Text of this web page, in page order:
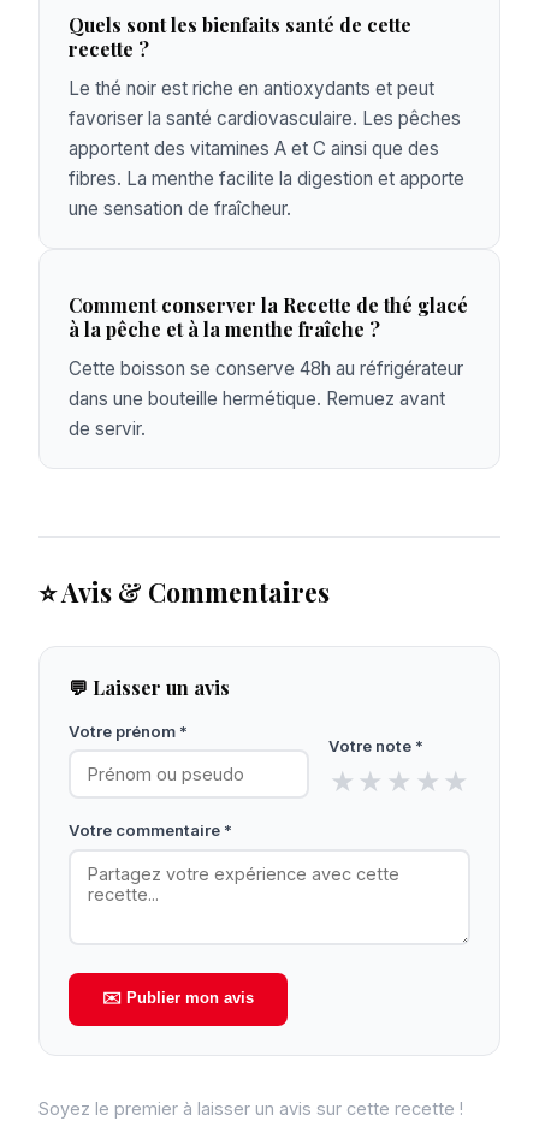
Quels sont les bienfaits santé de cette
recette ?
Le thé noir est riche en antioxydants et peut
favoriser la santé cardiovasculaire. Les pêches
apportent des vitamines A et C ainsi que des
fibres. La menthe facilite la digestion et apporte
une sensation de fraîcheur.
Comment conserver la Recette de thé glacé
à la pêche et à la menthe fraîche ?
Cette boisson se conserve 48h au réfrigérateur
dans une bouteille hermétique. Remuez avant
de servir.
⭐ Avis & Commentaires
💬 Laisser un avis
Votre prénom *
Votre note *
★ ★ ★ ★ ★
Votre commentaire *
✉️ Publier mon avis
Soyez le premier à laisser un avis sur cette recette !